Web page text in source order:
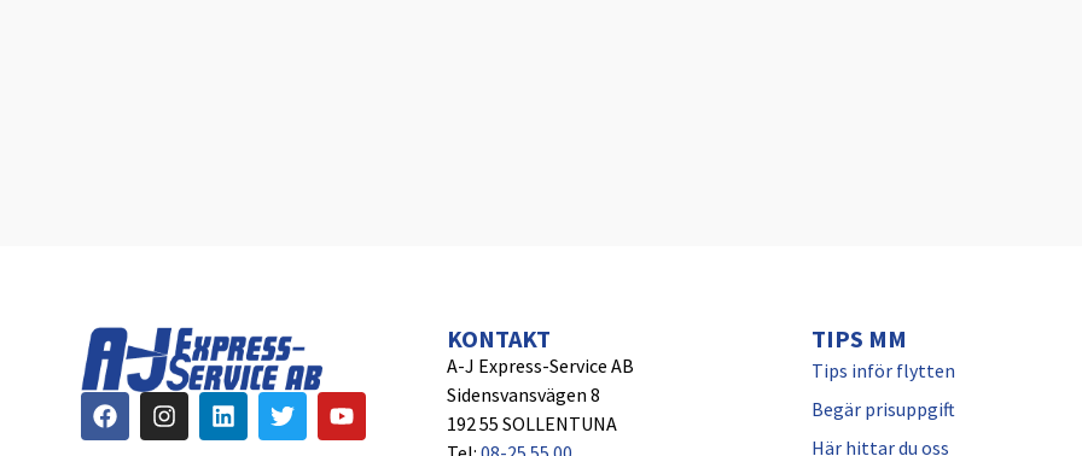
KONTAKT
A-J Express-Service AB
Sidensvansvägen 8
192 55 SOLLENTUNA
TIPS MM
Tips inför flytten
Begär prisuppgift
Här hittar du oss